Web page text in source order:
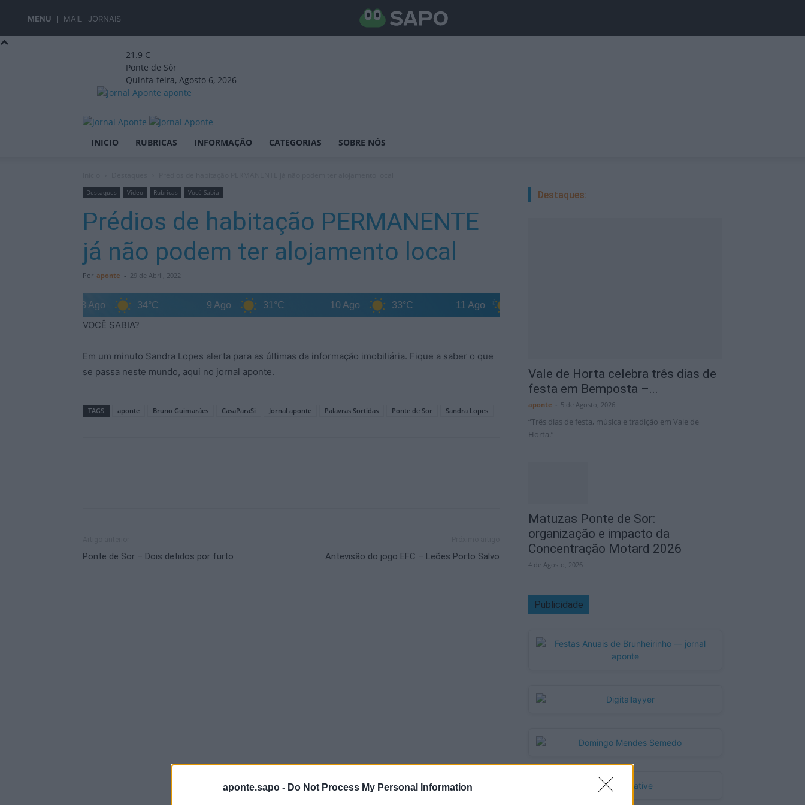
aponte.sapo - Do Not Process My Personal Information
MENU MAIL JORNAIS
21.9 C
Ponte de Sôr
Quinta-feira, Agosto 6, 2026
aponte
INICIO RUBRICAS INFORMAÇÃO CATEGORIAS SOBRE NÓS
Destaques Vídeo Rubricas Você Sabia
Prédios de habitação PERMANENTE
já não podem ter alojamento local
Por aponte - 29 de Abril, 2022
8 Ago 34°C 9 Ago 31°C 10 Ago 33°C 11 Ago 33°C
VOCÊ SABIA?
Em um minuto Sandra Lopes alerta para as últimas da informação imobiliária. Fique a saber o que
se passa neste mundo, aqui no jornal aponte.
TAGS aponte Bruno Guimarães CasaParaSi Jornal aponte Palavras Sortidas Ponte de Sor Sandra Lopes
Ponte de Sor – Dois detidos por furto Antevisão do jogo EFC – Leões Porto Salvo
Destaques:
Vale de Horta celebra três dias de
festa em Bemposta –...
aponte 5 de Agosto, 2026
“Três dias de festa, música e tradição em Vale de
Horta.”
Matuzas Ponte de Sor:
organização e impacto da
Concentração Motard 2026
4 de Agosto, 2026
Publicidade